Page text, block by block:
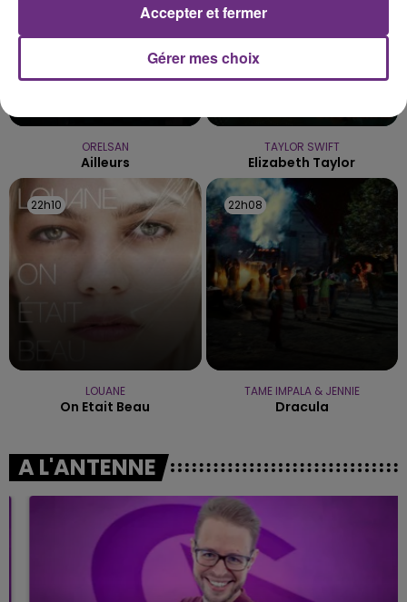
ORELSAN
Ailleurs
TAYLOR SWIFT
Elizabeth Taylor
22h10
22h10
LOUANE
On Etait Beau
22h08
22h08
TAME IMPALA & JENNIE
Dracula
A L'ANTENNE
Gérer mes choix
Accepter et fermer